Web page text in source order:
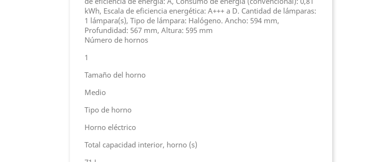
kWh, Escala de eficiencia energética: A+++ a D. Cantidad de lámparas:
1 lámpara(s), Tipo de lámpara: Halógeno. Ancho: 594 mm,
Profundidad: 567 mm, Altura: 595 mm
Número de hornos
1
Tamaño del horno
Medio
Tipo de horno
Horno eléctrico
Total capacidad interior, horno (s)